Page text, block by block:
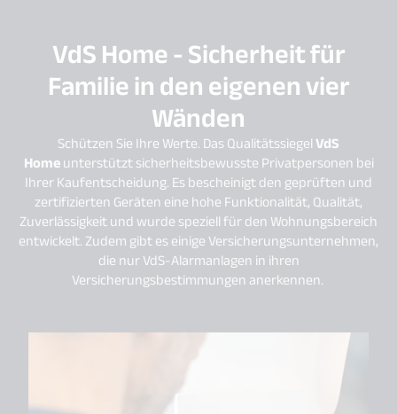
VdS Home - Sicherheit für
Familie in den eigenen vier
Wänden
Schützen Sie Ihre Werte. Das QualitätssiegelVdS
Homeunterstützt sicherheitsbewusste Privatpersonen bei
Ihrer Kaufentscheidung. Es bescheinigt den geprüften und
zertifizierten Geräten eine hohe Funktionalität, Qualität,
Zuverlässigkeit und wurde speziell für den Wohnungsbereich
entwickelt. Zudem gibt es einige Versicherungsunternehmen,
die nur VdS-Alarmanlagen in ihren
Versicherungsbestimmungen anerkennen.